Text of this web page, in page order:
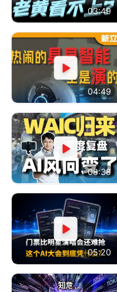
03:49
04:49
08:38
05:20